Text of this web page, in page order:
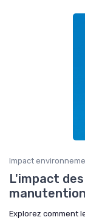
Impact
L'impact
manutention
Explorez comment